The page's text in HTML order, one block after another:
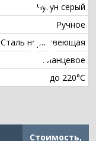
Чугун серый
Ручное
Сталь нержавеющая
Фланцевое
до 220°С
Стоимость,